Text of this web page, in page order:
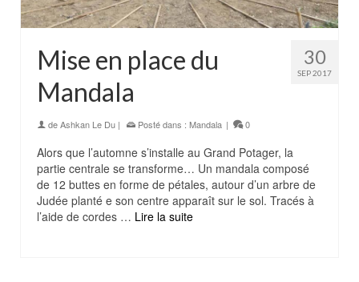
30
SEP 2017
Mise en place du
Mandala
deAshkan Le Du | Posté dans : Mandala | 0
Alors que l’automne s’installe au Grand Potager, la
partie centrale se transforme… Un mandala composé
de 12 buttes en forme de pétales, autour d’un arbre de
Judée planté e son centre apparaît sur le sol. Tracés à
l’aide de cordes … Lire la suite